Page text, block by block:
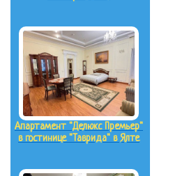
Апартамент "Делюкс Премьер"
в гостинице "Таврида" в Ялте